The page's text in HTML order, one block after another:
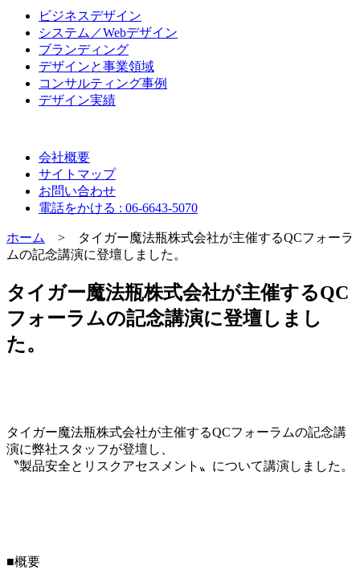
ビジネスデザイン
システム／Webデザイン
ブランディング
デザインと事業領域
コンサルティング事例
デザイン実績
会社概要
サイトマップ
お問い合わせ
電話をかける : 06-6643-5070
ホーム
> タイガー魔法瓶株式会社が主催するQCフォーラ
ムの記念講演に登壇しました。
タイガー魔法瓶株式会社が主催するQC
フォーラムの記念講演に登壇しまし
た。
タイガー魔法瓶株式会社が主催するQCフォーラムの記念講
演に弊社スタッフが登壇し、
〝製品安全とリスクアセスメント〟について講演しました。
■概要